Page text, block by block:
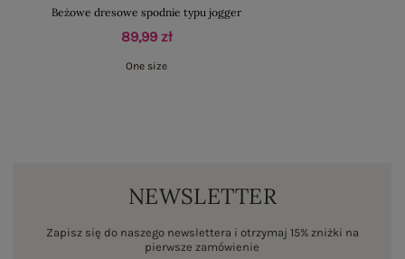
Beżowe dresowe spodnie typu jogger
89,99 zł
One size
NEWSLETTER
Zapisz się do naszego newslettera i otrzymaj 15% zniżki na
pierwsze zamówienie